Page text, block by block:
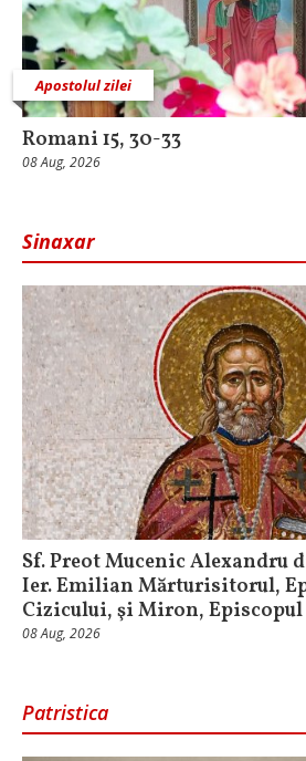
Apostolul zilei
Romani 15, 30-33
08 Aug, 2026
Sinaxar
Sf. Preot Mucenic Alexandru
Ier. Emilian Mărturisitorul,
Cizicului, şi Miron,
08 Aug, 2026
Patristica